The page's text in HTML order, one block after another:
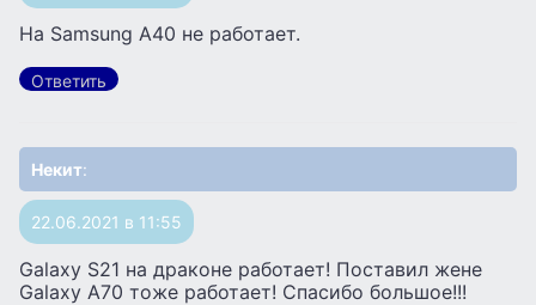
На Samsung А40 не работает.
Ответить
Некит:
22.06.2021 в 11:55
Galaxy S21 на драконе работает! Поставил жене
Galaxy A70 тоже работает! Спасибо большое!!!